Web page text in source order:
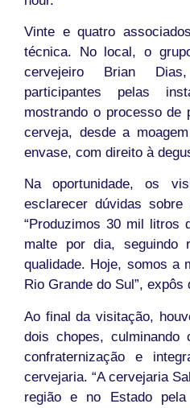
Vinte e quatro
técnica. No local, o
cervejeiro Brian
participantes pelas
mostrando o processo de
cerveja, desde a
envase, com direito à
Na oportunidade, os
esclarecer dúvidas sobre
“Produzimos 30 mil litros
malte por dia, seguindo
qualidade. Hoje, somos a
Rio Grande do Sul”, expôs
Ao final da visitação,
dois chopes,
confraternização e
cervejaria. “A cervejaria
região e no Estado